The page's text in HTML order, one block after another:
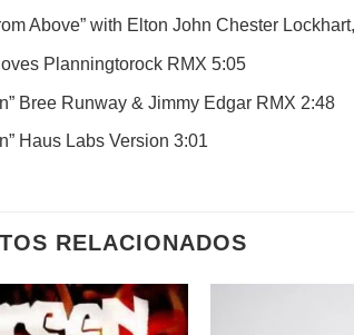
Above” with Elton John Chester
Planningtorock RMX 5:05
Bree Runway & Jimmy Edgar RMX 2:48
Haus Labs Version 3:01
RELACIONADOS